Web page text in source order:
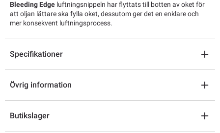
Bleeding Edge luftningsnippeln har flyttats till botten av oket för
att oljan lättare ska fylla oket, dessutom ger det en enklare och
mer konsekvent luftningsprocess.
Specifikationer
Övrig information
Butikslager